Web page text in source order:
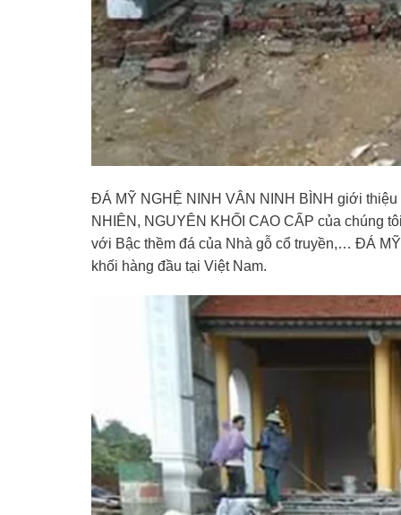
ĐÁ MỸ NGHỆ NINH VÂN NINH BÌNH giới
NHIÊN, NGUYÊN KHỐI CAO CẤP của chúng
với Bậc thềm đá của Nhà gỗ cổ truyền,… ĐÁ
khối hàng đầu tại Việt Nam.